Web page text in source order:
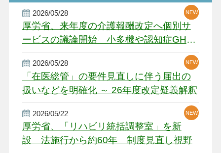
2026/05/28
厚労省、来年度の介護報酬改定へ個別サ
ービスの議論開始 小多機や認知症GH、
厳しい経営環境に危機感
NEW
NEW
NEW
2026/05/28
「在医総管」の要件見直しに伴う届出の
扱いなどを明確化 ～ 26年度改定疑義解釈
NEW
NEW
2026/05/22
厚労省、「リハビリ統括調整室」を新
設 法施行から約60年 制度見直し視野
NEW